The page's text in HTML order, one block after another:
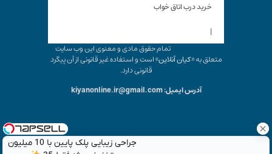
جراحی زیبایی پلک پایین با 10 میلیون
خرید درب اتاق خواب
|
تمام حقوق مادی و معنوی این وب سایت
متعلق به «کیان آنلاین» است و استفاده غیر قانونی از آن پیگرد
قانونی دارد.
آدرس ایمیل: kiyanonline.ir@gmail.com